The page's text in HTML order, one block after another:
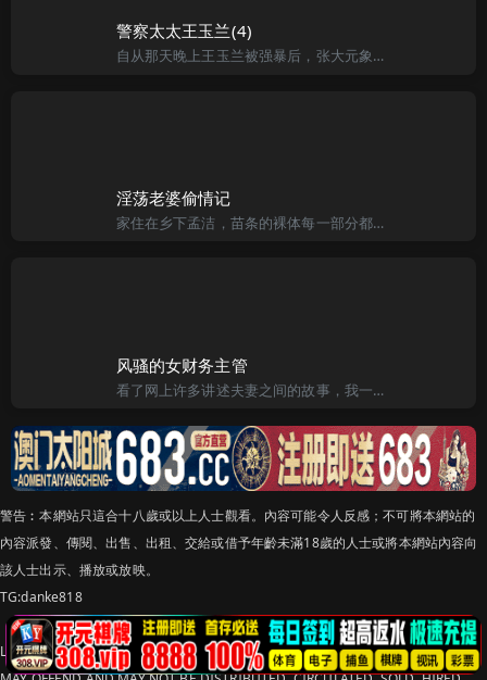
警察太太王玉兰(4)
自从那天晚上王玉兰被强暴后，张大元象发了疯一样地寻找那个该死的罪犯，后来虽然抓住了几个，但也无法确认究竟是不是那个家伙。张大元从此变得郁闷和凶残，几乎每个罪犯都要被他打得半死，要不是小赵经常注意着制止
淫荡老婆偷情记
家住在乡下孟洁，苗条的裸体每一部分都那样的光滑、细致。乳房虽不大但却有漂亮的形状。而二十七岁的美妙身材自从和阿峰结婚的九年了，开始有了圆润和柔软的变化。丈夫阿峰因工作的关系离开孟洁身边大约一个星期才回
风骚的女财务主管
看了网上许多讲述夫妻之间的故事，我一直有这样的冲动，想把自己的事也说出来。迟疑、犹豫了许久，今天，我终于鼓足勇气，说出自己的家庭经历。 我家在上海浦东，我和我妻子都是大学的同学，今年35岁，毕业以后
警告︰本網站只這合十八歲或以上人士觀看。內容可能令人反感；不可將本網站的
內容派發、傳閱、出售、出租、交給或借予年齡未滿18歲的人士或將本網站內容向
該人士出示、播放或放映。
TG:danke818
LEGAL DISCLAIMER WARNING: THIS FORUM CONTAINS MATERIAL WHICH